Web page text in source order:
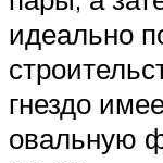
идеально
гнездо
овальную